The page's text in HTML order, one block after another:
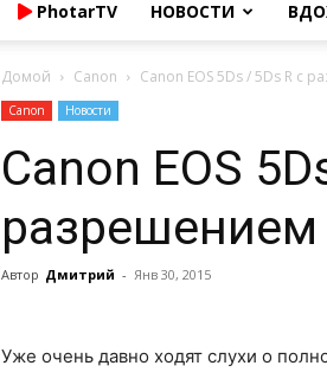
PhotarTV НОВОСТИ
Домой Canon Canon EOS 5Ds / 5Ds R с
Canon Новости
Canon EOS
Автор Дмитрий - Янв 30, 2015
Уже очень давно ходят слухи о